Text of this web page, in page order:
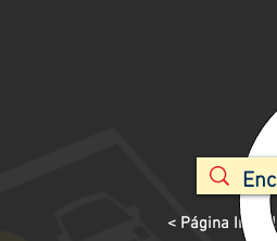
< Página Inicial